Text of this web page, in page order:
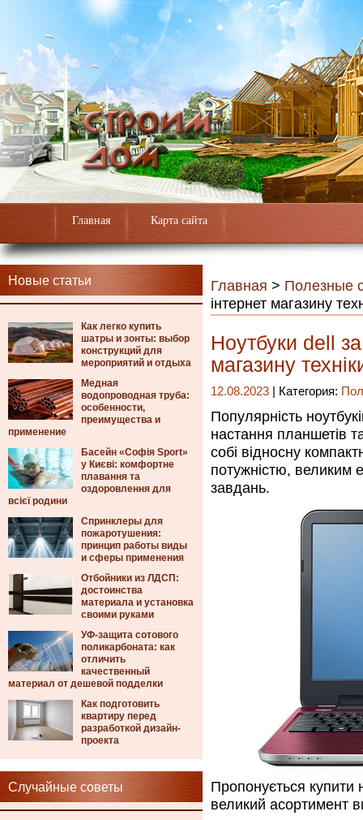
Главная Карта сайта
Новые статьи
Как легко купить
шатры и зонты: выбор
конструкций для
мероприятий и отдыха
Медная
водопроводная труба:
особенности,
преимущества и
применение
Басейн «Софія Sport»
у Києві: комфортне
плавання та
оздоровлення для
всієї родини
Спринклеры для
пожаротушения:
принцип работы виды
и сферы применения
Отбойники из ЛДСП:
достоинства
материала и установка
своими руками
УФ-защита сотового
поликарбоната: как
отличить
качественный
материал от дешевой подделки
Как подготовить
квартиру перед
разработкой дизайн-
проекта
Случайные советы
Главная > Полезные
інтернет магазину
Ноутбуки dell
магазину
12.08.2023 | Категория:
Популярність
настання планшетів
собі відносну
потужністю, великим
завдань.
Пропонується купити
великий асортимент